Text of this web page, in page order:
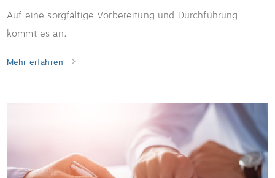
Auf eine sorgfältige Vorbereitung und Durchführung
kommt es an.
Mehr erfahren